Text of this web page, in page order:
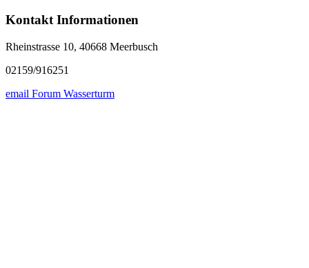
Kontakt Informationen
Rheinstrasse 10, 40668 Meerbusch
02159/916251
email Forum Wasserturm